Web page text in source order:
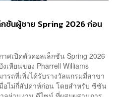
ชันผู้ชาย Spring 2026 ก่อน
าศเปิดตัวคอลเล็กชัน Spring 2026
เหียนของ Pharrell Williams
รถที่เพิ่งได้รับรางวัลแกรมมี่สาขา
มื่อไม่กี่สัปดาห์ก่อน โดยสำหรับ ซีซัน